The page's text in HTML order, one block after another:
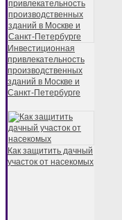
Инвестиционная
привлекательность
производственных
зданий в Москве и
Санкт-Петербурге
Как защитить дачный
участок от насекомых